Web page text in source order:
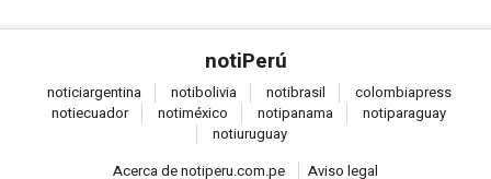
notiPerú
noticiargentina notibolivia notibrasil colombiapress
notiecuador notiméxico notipanama notiparaguay
notiuruguay
Acerca de notiperu.com.pe
Aviso legal